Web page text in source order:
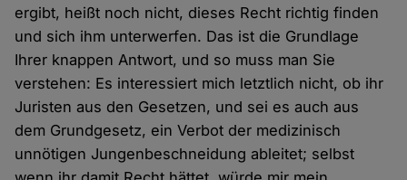
ergibt, heißt noch nicht, dieses Recht richtig finden
und sich ihm unterwerfen. Das ist die Grundlage
Ihrer knappen Antwort, und so muss man Sie
verstehen: Es interessiert mich letztlich nicht, ob ihr
Juristen aus den Gesetzen, und sei es auch aus
dem Grundgesetz, ein Verbot der medizinisch
unnötigen Jungenbeschneidung ableitet; selbst